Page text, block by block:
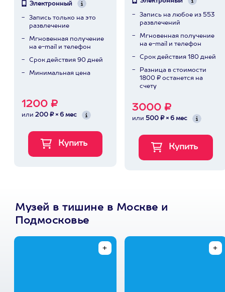
Электронный
Запись только на это
развлечение
Мгновенная получение
на e-mail и телефон
Срок действия 90 дней
Минимальная цена
1200 ₽
или 200 ₽ × 6 мес
Запись на любое из 553
развлечений
Мгновенная получение
на e-mail и телефон
Срок действия 180 дней
Разница в стоимости
1800 ₽ останется на
счету
3000 ₽
или 500 ₽ × 6 мес
Музей в тишине в Москве и
Подмосковье